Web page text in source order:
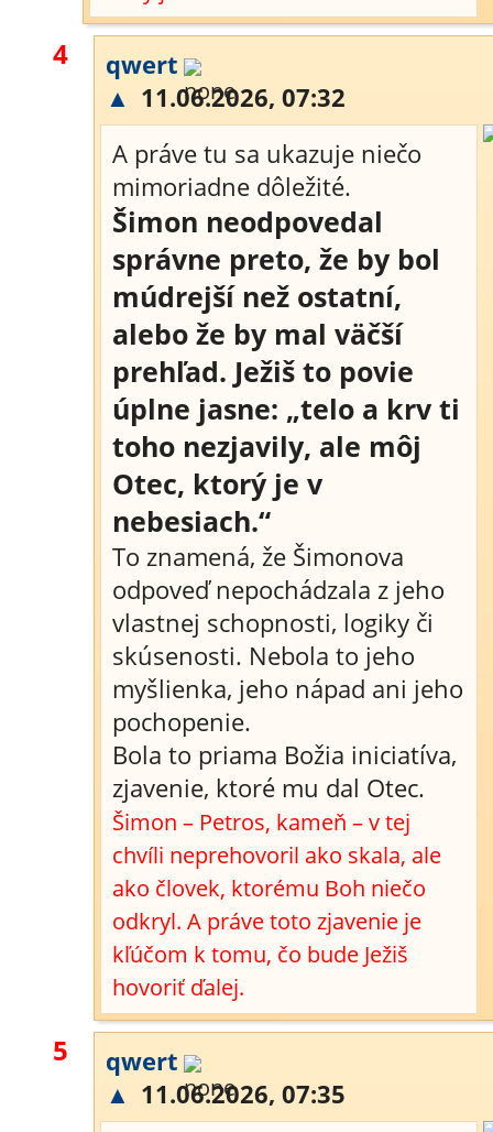
4
qwert
▲ 11.06.2026, 07:32
A práve tu sa ukazuje niečo
mimoriadne dôležité.
Šimon neodpovedal
správne preto, že by bol
múdrejší než ostatní,
alebo že by mal väčší
prehľad. Ježiš to povie
úplne jasne: „telo a krv ti
toho nezjavily, ale môj
Otec, ktorý je v
nebesiach.“
To znamená, že Šimonova
odpoveď nepochádzala z jeho
vlastnej schopnosti, logiky či
skúsenosti. Nebola to jeho
myšlienka, jeho nápad ani jeho
pochopenie.
Bola to priama Božia iniciatíva,
zjavenie, ktoré mu dal Otec.
Šimon – Petros, kameň – v tej
chvíli neprehovoril ako skala, ale
ako človek, ktorému Boh niečo
odkryl. A práve toto zjavenie je
kľúčom k tomu, čo bude Ježiš
hovoriť ďalej.
5
qwert
▲ 11.06.2026, 07:35